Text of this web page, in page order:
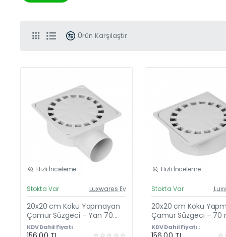
Ürün Karşılaştır
Hızlı İnceleme
Yeni Ürün
Stokta Var Luxwares Ev
20x20 cm Koku Yapmayan
Çamur Süzgeci – Yan 70
mm PVC Çıkışlı, PP Malzeme,
Açık Gri
KDV Dahil Fiyatı :
Hızlı İnceleme
Stokta Var
20x20 cm Koku
Çamur Süzgeci – 70
PVC Çıkışlı, PP
Gri
KDV Dahil Fiyatı :